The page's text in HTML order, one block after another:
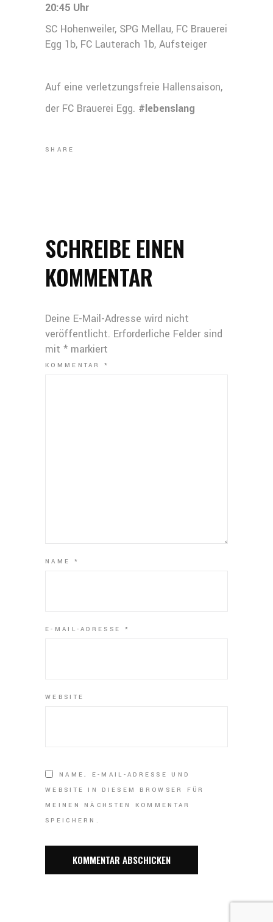
20:45 Uhr
SC Hohenweiler, SPG Mellau, FC Brauerei
Egg 1b, FC Lauterach 1b, Aufsteiger
Auf eine verletzungsfreie Hallensaison,
der FC Brauerei Egg. #lebenslang
SHARE
SCHREIBE EINEN
KOMMENTAR
Deine E-Mail-Adresse wird nicht
veröffentlicht. Erforderliche Felder sind
mit * markiert
KOMMENTAR*
NAME *
E-MAIL-ADRESSE *
WEBSITE
NAME, E-MAIL-ADRESSE UND
WEBSITE IN DIESEM BROWSER FÜR
MEINEN NÄCHSTEN KOMMENTAR
SPEICHERN.